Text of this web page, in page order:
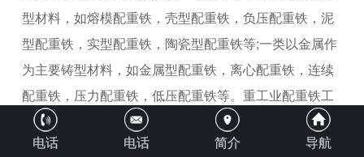
型材料，如熔模配重铁，壳型配重铁，负压配重铁，泥
型配重铁，实型配重铁，陶瓷型配重铁等;一类以金属作
为主要铸型材料，如金属型配重铁，离心配重铁，连续
配重铁，压力配重铁，低压配重铁等。重工业配重铁工
艺可分为三个基本部分，即配重铁金属准备，铸型准备
和铸件处理。
电话 电话 简介 导航